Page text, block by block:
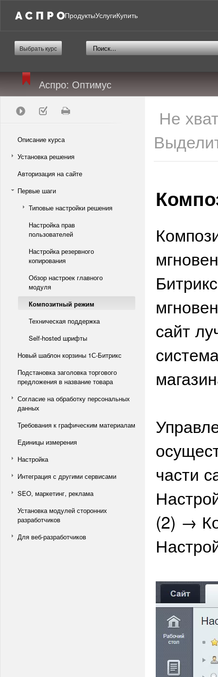
ПродуктыУслугиКупить
Выбрать курс
Аспро: Оптимус
Описание курса
Установка решения
Авторизация на сайте
Первые шаги
Типовые настройки решения
Настройка прав
пользователей
Настройка резервного
копирования
Обзор настроек главного
модуля
Композитный режим
Техническая поддержка
Self-hosted шрифты
Новый шаблон корзины 1С-Битрикс
Подстановка заголовка торгового
предложения в название товара
Согласие на обработку персональных
данных
Требования к графическим материалам
Единицы измерения
Настройка
Интеграция с другими сервисами
SEO, маркетинг, реклама
Установка модулей сторонних
разработчиков
Для веб-разработчиков
Не
сайт
части
(2) →